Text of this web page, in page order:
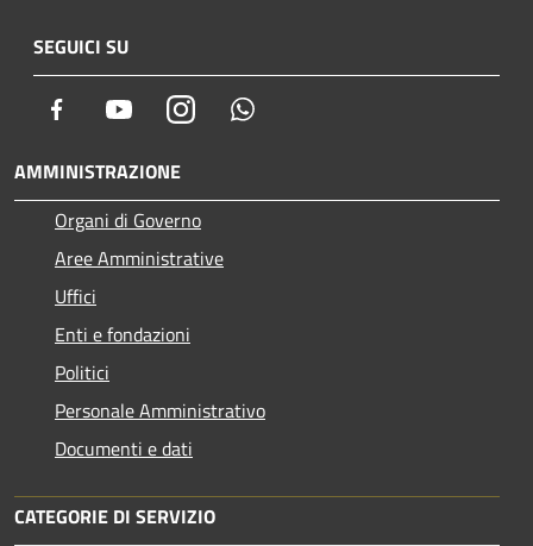
SEGUICI SU
Facebook YoutubeInstagram
AMMINISTRAZIONE
Organi di Governo
Aree Amministrative
Uffici
Enti e fondazioni
Politici
Personale Amministrativo
Documenti e dati
CATEGORIE DI SERVIZIO